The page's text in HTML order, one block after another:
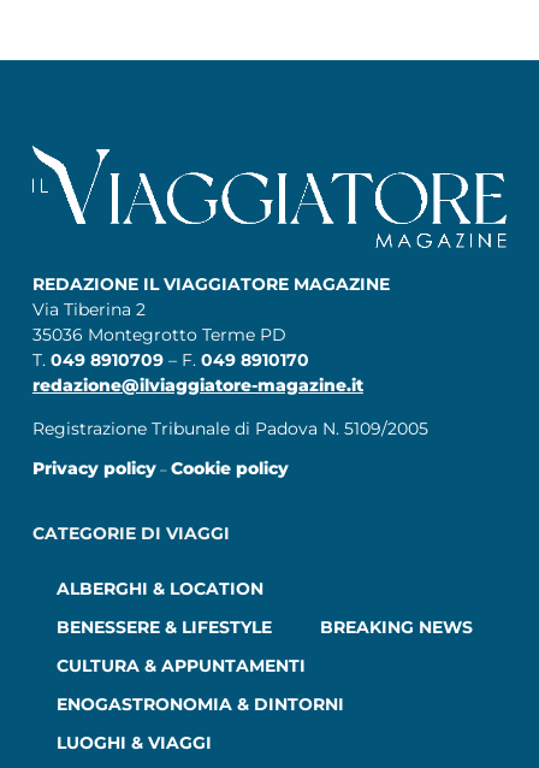
REDAZIONE IL VIAGGIATORE MAGAZINE
Via Tiberina 2
35036 Montegrotto Terme PD
T. 049 8910709 – F. 049 8910170
redazione@ilviaggiatore-magazine.it
Registrazione Tribunale di Padova N. 5109/2005
Privacy policy– Cookie policy
CATEGORIE DI VIAGGI
ALBERGHI & LOCATION
BENESSERE & LIFESTYLE
BREAKING NEWS
CULTURA & APPUNTAMENTI
ENOGASTRONOMIA & DINTORNI
LUOGHI & VIAGGI